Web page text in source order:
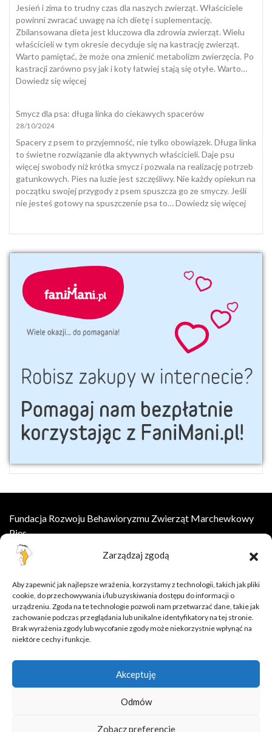
Zarządzaj zgodą
Aby zapewnić jak najlepsze wrażenia, korzystamy z technologii, takich jak pliki
cookie, do przechowywania i/lub uzyskiwania dostępu do informacji o
urządzeniu. Zgoda na te technologie pozwoli nam przetwarzać dane, takie jak
zachowanie podczas przeglądania lub unikalne identyfikatory na tej stronie.
Brak wyrażenia zgody lub wycofanie zgody może niekorzystnie wpłynąć na
niektóre cechy i funkcje.
Akceptuję
Odmów
Zobacz preferencje
Polsce
przeżywamy
śmierć
zwierząt
domowych
i
nią
Jesień i zima to trudny czas dla naszych zwierząt. Właściciele
powinni zwracać uwagę na ich dietę i suplementację.
Zbilansowana dieta jest kluczowa dla zdrowia zwierząt. Wielu
właścicieli w tym okresie decyduje się na kastrację zwierząt.
Warto pamiętać, że może ona zmienić metabolizm zwierzęcia. Po
kastracji zarówno psy jak i koty łatwiej stają się otyłe. Warto…
Dowiedz się więcej:
suplementacja
i
kota
jesienią
i
zimą
Smycz dla psa: długa linka do ciekawych spacerów
28/10/2024
Spacery z psem to przyjemność, nie tylko obowiązek. Długa linka
to świetne rozwiązanie dla aktywnych właścicieli. Daje psu
więcej swobody niż krótka smycz i pozwala na realizację potrzeb
gatunkowych. Pies na luzie jest szczęśliwy. Nie każdy opiekun na
początku swojej przygody z psem spuszcza go ze smyczy. Jeśli
nie jesteś gotowy na spuszczenie psa to…Dowiedz się więcej:
długa
Fundacja Rozwoju Behawioryzmu Zwierząt Marchewkowy
Pies
ul.Wesoła 8, 55-002 Łany
kontakt@marchewkowypies.org
Szkolenia online
Oferta
Baza wiedzy
dlaczego pies zjada odchody?
dlaczego kot sika poza kuwetą?
sen u psa